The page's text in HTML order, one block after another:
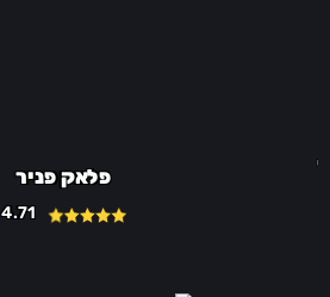
פלאק פניר
4.71